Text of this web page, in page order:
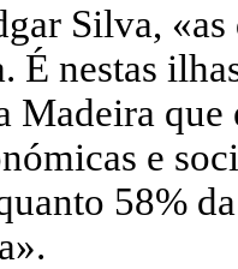
Silva,
É nestas
Madeira que
e
58%